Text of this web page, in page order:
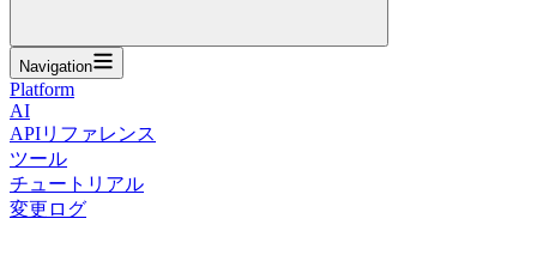
Navigation
Platform
AI
APIリファレンス
ツール
チュートリアル
変更ログ